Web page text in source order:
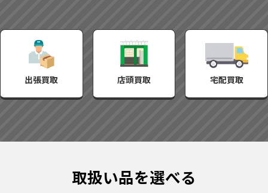
出張買取 店頭買取 宅配買取
取扱い品を選べる